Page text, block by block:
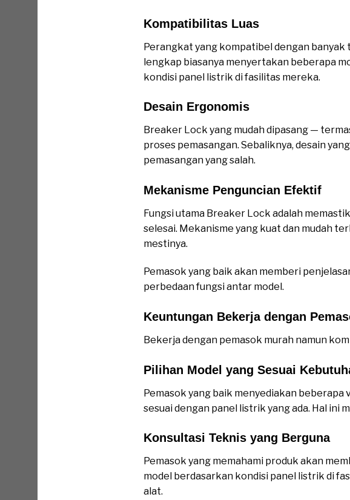
Kompatibilitas Luas
Perangkat yang kompatibel dengan
lengkap biasanya menyertakan beberapa
kondisi panel listrik di fasilitas mereka.
Desain Ergonomis
Breaker Lock yang mudah dipasang —
proses pemasangan. Sebaliknya, desain
pemasangan yang salah.
Mekanisme Penguncian Efektif
Fungsi utama Breaker Lock adalah
selesai. Mekanisme yang kuat dan mudah
mestinya.
Pemasok yang baik akan memberi
perbedaan fungsi antar model.
Keuntungan Bekerja dengan
Bekerja dengan pemasok murah namun
Pilihan Model yang Sesuai
Pemasok yang baik menyediakan
sesuai dengan panel listrik yang ada. Hal
Konsultasi Teknis yang Berguna
Pemasok yang memahami produk akan
model berdasarkan kondisi panel listrik di
alat.